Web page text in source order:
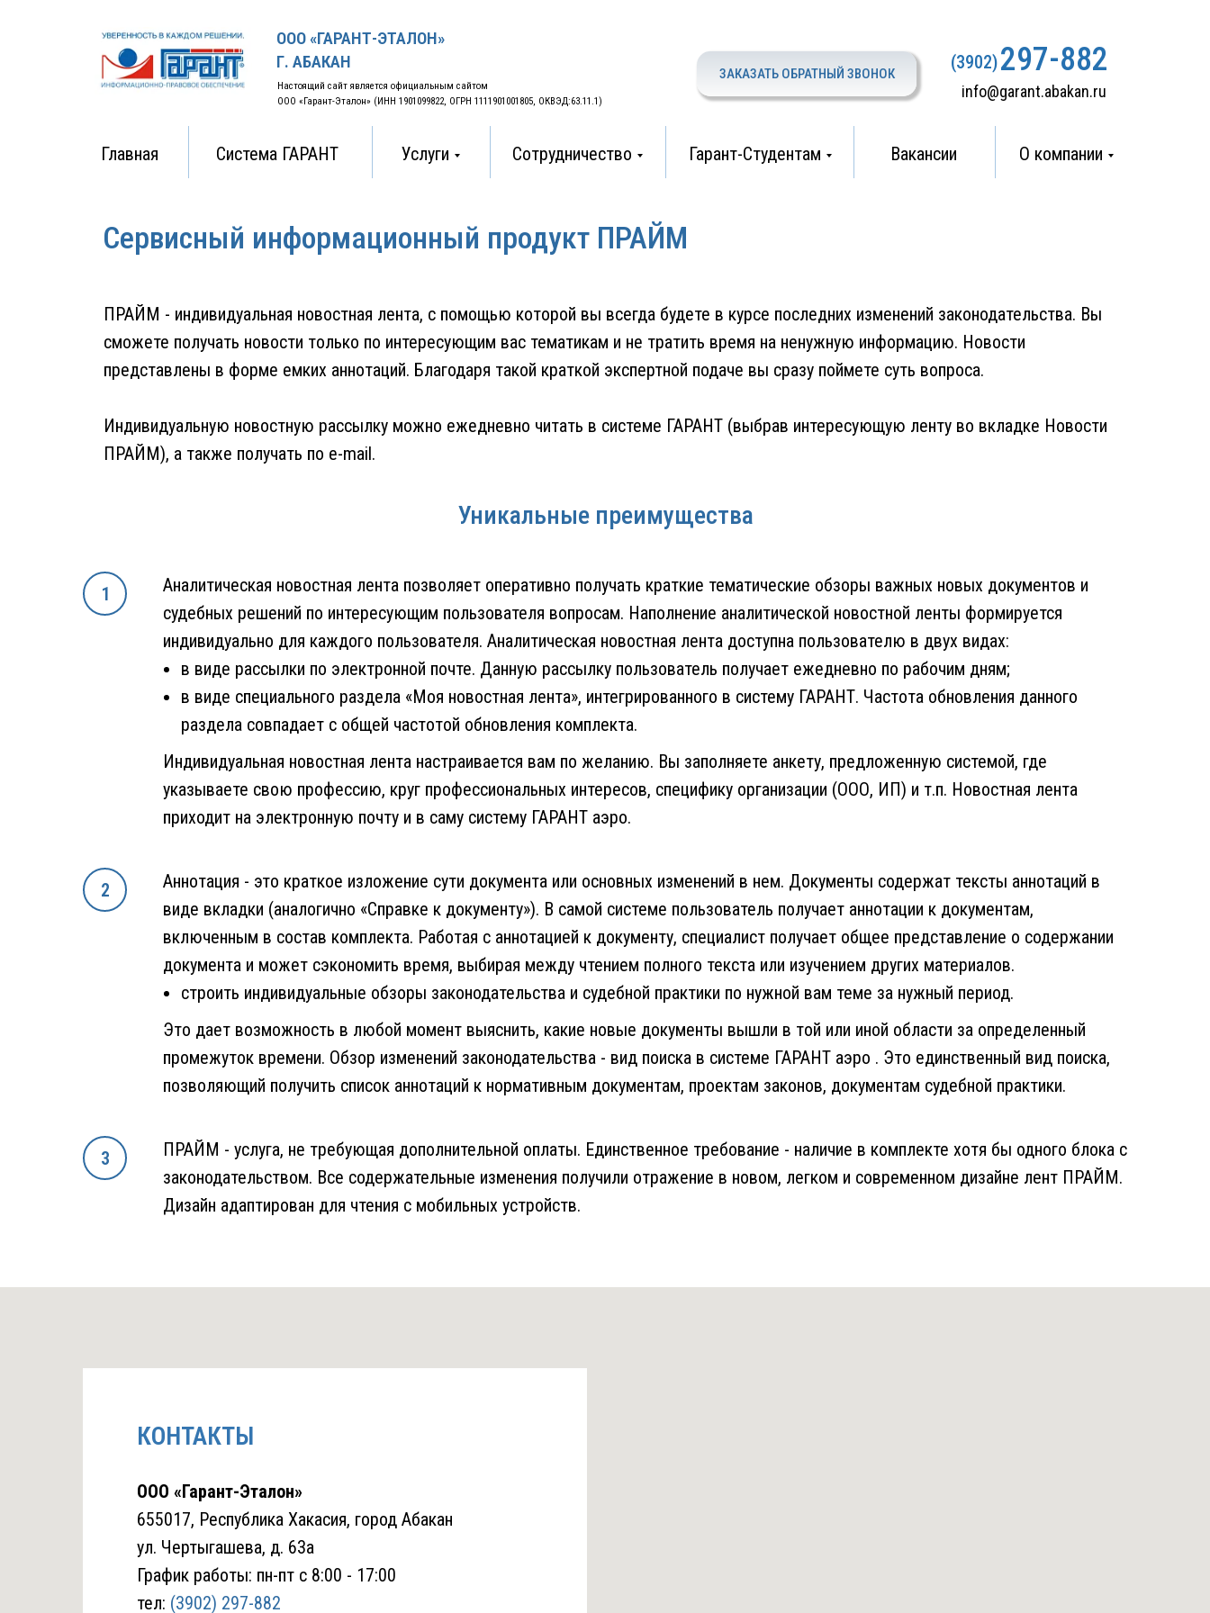
ООО «ГАРАНТ-ЭТАЛОН»
Г. АБАКАН
Главная Система ГАРАНТ Услуги Сотрудничество Гарант-Студентам Вакансии О компании
297-882
(3902)
info@garant.abakan.ru
ЗАКАЗАТЬ ОБРАТНЫЙ ЗВОНОК
Настоящий сайт является официальным сайтом
ООО «Гарант-Эталон» (ИНН 1901099822, ОГРН 1111901001805, ОКВЭД:63.11.1)
Сервисный информационный продукт ПРАЙМ
Уникальные преимущества
ПРАЙМ - индивидуальная новостная лента, с помощью которой вы всегда будете в курсе последних изменений законодательства. Вы
сможете получать новости только по интересующим вас тематикам и не тратить время на ненужную информацию. Новости
представлены в форме емких аннотаций. Благодаря такой краткой экспертной подаче вы сразу поймете суть вопроса.
Индивидуальную новостную рассылку можно ежедневно читать в системе ГАРАНТ (выбрав интересующую ленту во вкладке Новости
ПРАЙМ), а также получать по e-mail.
Аналитическая новостная лента позволяет оперативно получать краткие тематические обзоры важных новых документов и
судебных решений по интересующим пользователя вопросам. Наполнение аналитической новостной ленты формируется
индивидуально для каждого пользователя. Аналитическая новостная лента доступна пользователю в двух видах:
в виде рассылки по электронной почте. Данную рассылку пользователь получает ежедневно по рабочим дням;
в виде специального раздела «Моя новостная лента», интегрированного в систему ГАРАНТ. Частота обновления данного
раздела совпадает с общей частотой обновления комплекта.
Индивидуальная новостная лента настраивается вам по желанию. Вы заполняете анкету, предложенную системой, где
указываете свою профессию, круг профессиональных интересов, специфику организации (ООО, ИП) и т.п. Новостная лента
приходит на электронную почту и в саму систему ГАРАНТ аэро.
Аннотация - это краткое изложение сути документа или основных изменений в нем. Документы содержат тексты аннотаций в
виде вкладки (аналогично «Справке к документу»). В самой системе пользователь получает аннотации к документам,
включенным в состав комплекта. Работая с аннотацией к документу, специалист получает общее представление о содержании
документа и может сэкономить время, выбирая между чтением полного текста или изучением других материалов.
строить индивидуальные обзоры законодательства и судебной практики по нужной вам теме за нужный период.
Это дает возможность в любой момент выяснить, какие новые документы вышли в той или иной области за определенный
промежуток времени. Обзор изменений законодательства - вид поиска в системе ГАРАНТ аэро . Это единственный вид поиска,
позволяющий получить список аннотаций к нормативным документам, проектам законов, документам судебной практики.
ПРАЙМ - услуга, не требующая дополнительной оплаты. Единственное требование - наличие в комплекте хотя бы одного блока с
законодательством. Все содержательные изменения получили отражение в новом, легком и современном дизайне лент ПРАЙМ.
Дизайн адаптирован для чтения с мобильных устройств.
КОНТАКТЫ
ООО «Гарант-Эталон»
655017, Республика Хакасия, город Абакан
ул. Чертыгашева, д. 63а
График работы: пн-пт с 8:00 - 17:00
тел: (3902) 297-882